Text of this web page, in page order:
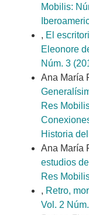
Mobilis:
, El
Eleonore
Núm. 3
Ana María
Res
Historia
Ana María
estudios
Res
, Retro,
Vol. 2